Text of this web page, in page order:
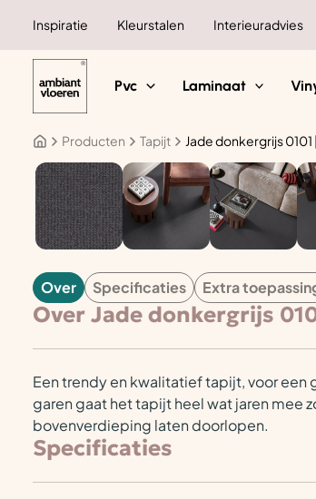
Inspiratie Kleurstalen Interieuradvies
Pvc Laminaat
Producten Tapijt Jade donkergrijs
TAPIJT
Over Specificaties Extra
Over Jade donkergrijs
Een trendy en kwalitatief tapijt, voor
garen gaat het tapijt heel wat jaren mee
bovenverdieping laten doorlopen.
Specificaties